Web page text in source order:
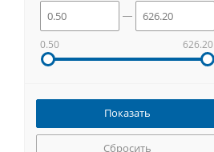
0.50 626.20
Сбросить